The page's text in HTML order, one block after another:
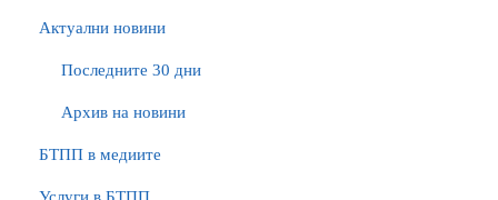
Актуални новини
Последните 30 дни
Архив на новини
БTПП в медиите